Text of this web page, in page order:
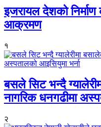
इजरायल देशको
आक्रमण
१
बसले सिट भन्दै
नागरिक धनगढीमा
२